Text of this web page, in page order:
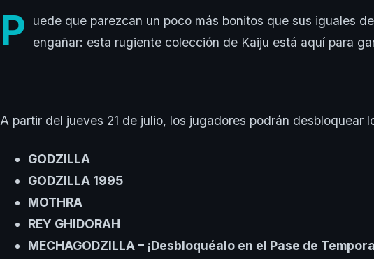
P
uede que parezcan un poco más bonitos que sus iguales
engañar: esta rugiente colección de Kaiju está aquí para
A partir del jueves 21 de julio, los jugadores podrán desbloquear
GODZILLA
GODZILLA 1995
MOTHRA
REY GHIDORAH
MECHAGODZILLA – ¡Desbloquéalo en el Pase de